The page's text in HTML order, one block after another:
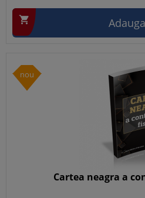

nou
Cartea neagra a